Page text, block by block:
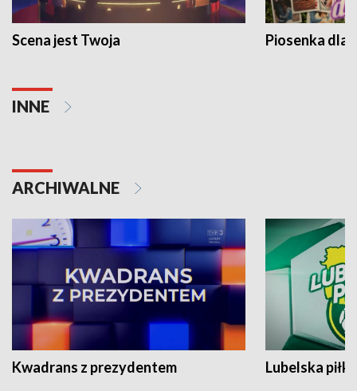
Scena jest Twoja Piosenka dla
INNE
ARCHIWALNE
Kwadrans z prezydentem Lubelska piłka